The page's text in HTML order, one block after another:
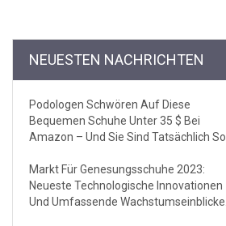
NEUESTEN NACHRICHTEN
Podologen Schwören Auf Diese
Bequemen Schuhe Unter 35 $ Bei
Amazon – Und Sie Sind Tatsächlich So
Markt Für Genesungsschuhe 2023:
Neueste Technologische Innovationen
Und Umfassende Wachstumseinblicke